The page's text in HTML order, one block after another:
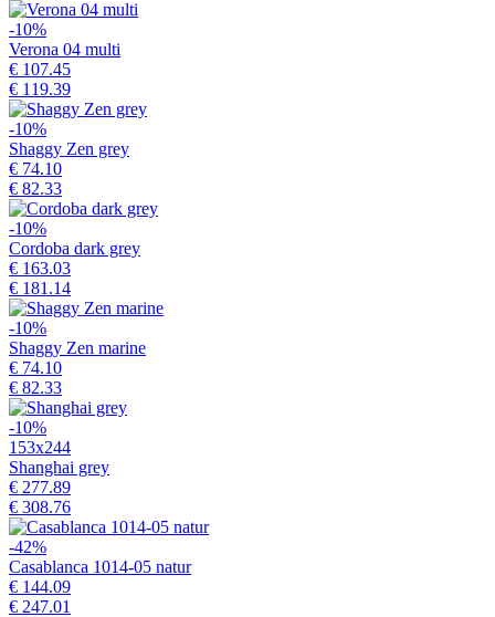
-10%
Verona 04 multi
€ 107.45
€ 119.39
-10%
Shaggy Zen grey
€ 74.10
€ 82.33
-10%
Cordoba dark grey
€ 163.03
€ 181.14
-10%
Shaggy Zen marine
€ 74.10
€ 82.33
-10%
153x244
Shanghai grey
€ 277.89
€ 308.76
-42%
Casablanca 1014-05 natur
€ 144.09
€ 247.01